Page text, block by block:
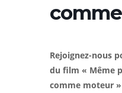
Rejoignez-nous
du film « Même
comme moteur